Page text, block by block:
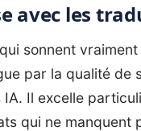
avec les
sonnent
par la qualité de
Il excelle
qui ne manquent